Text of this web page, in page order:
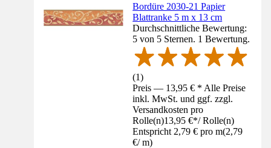
Bordüre 2030-21 Papier
Blattranke 5 m x 13 cm
Durchschnittliche Bewertung:
5 von 5 Sternen. 1 Bewertung.
(1)
Preis — 13,95 € * Alle Preise
inkl. MwSt. und ggf. zzgl.
Versandkosten pro
Rolle(n)13,95 €*/ Rolle(n)
Entspricht 2,79 € pro m(2,79
€/ m)